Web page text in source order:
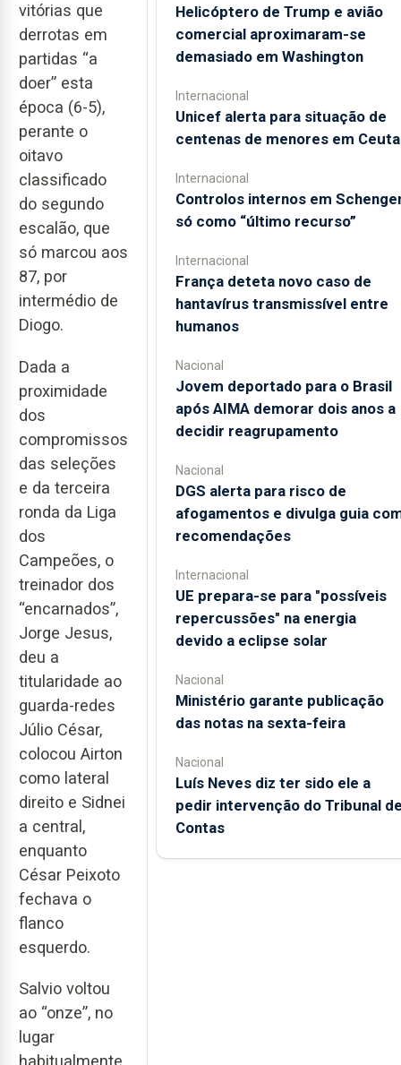
vitórias que
derrotas em
partidas “a
doer” esta
época (6-5),
perante o
oitavo
classificado
do segundo
escalão, que
só marcou aos
87, por
intermédio de
Diogo.
Dada a
proximidade
dos
compromissos
das seleções
e da terceira
ronda da Liga
dos
Campeões, o
treinador dos
“encarnados”,
Jorge Jesus,
deu a
titularidade ao
guarda-redes
Júlio César,
colocou Airton
como lateral
direito e Sidnei
a central,
enquanto
César Peixoto
fechava o
flanco
esquerdo.
Salvio voltou
ao “onze”, no
lugar
Helicóptero de Trump e avião
comercial aproximaram-se
demasiado em Washington
Internacional
Unicef alerta para situação de
centenas de menores em Ceuta
Internacional
Controlos internos em
só como “último recurso”
Internacional
França deteta novo caso de
hantavírus transmissível entre
humanos
Nacional
Jovem deportado para o Brasil
após AIMA demorar dois anos a
decidir reagrupamento
Nacional
DGS alerta para risco de
afogamentos e divulga guia
recomendações
Internacional
UE prepara-se para "possíveis
repercussões" na energia
devido a eclipse solar
Nacional
Ministério garante publicação
das notas na sexta-feira
Nacional
Luís Neves diz ter sido ele a
pedir intervenção do Tribunal
Contas